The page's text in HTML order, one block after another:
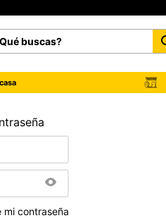
buscas?
mi contraseña